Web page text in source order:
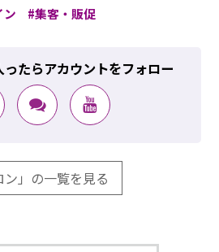
ン 集客・販促
たらアカウントをフォロー
ン」の一覧を見る